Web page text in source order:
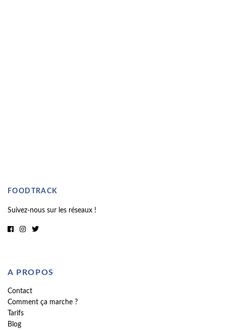
FOODTRACK
Suivez-nous sur les réseaux !
A PROPOS
Contact
Comment ça marche ?
Tarifs
Blog